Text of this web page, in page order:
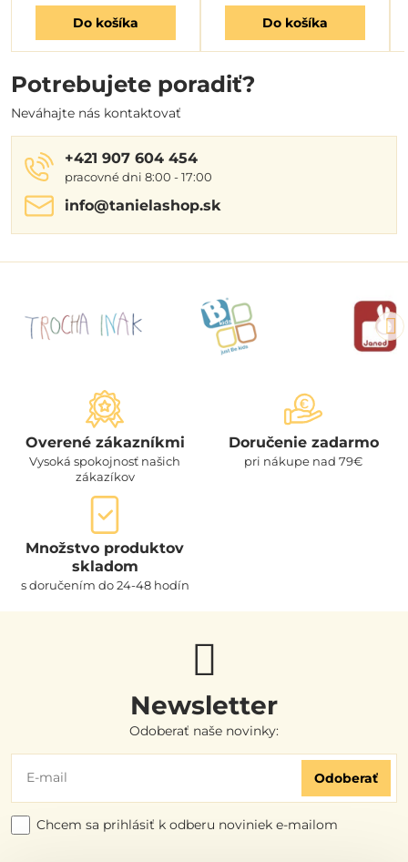
Do košíka Do košíka
Potrebujete poradiť?
Neváhajte nás kontaktovať
+421 907 604 454
pracovné dni 8:00 - 17:00
info​@tanielashop​.sk
Overené zákazníkmi
Vysoká spokojnosť našich
zákazíkov
Doručenie zadarmo
pri nákupe nad 79€
Množstvo produktov
skladom
s doručením do 24-48 hodín
Newsletter
Odoberať naše novinky:
Odoberať
Chcem sa prihlásiť k odberu noviniek e-mailom